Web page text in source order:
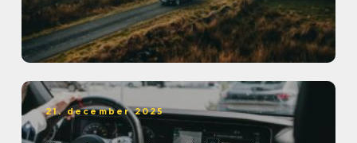
21. december 2025